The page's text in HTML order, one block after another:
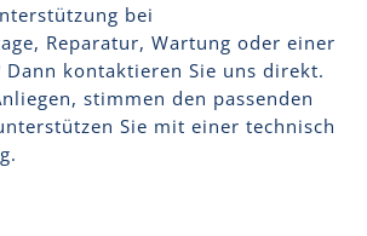
bei
Reparatur, Wartung oder einer
Dann kontaktieren Sie uns direkt.
stimmen den passenden
Sie mit einer technisch